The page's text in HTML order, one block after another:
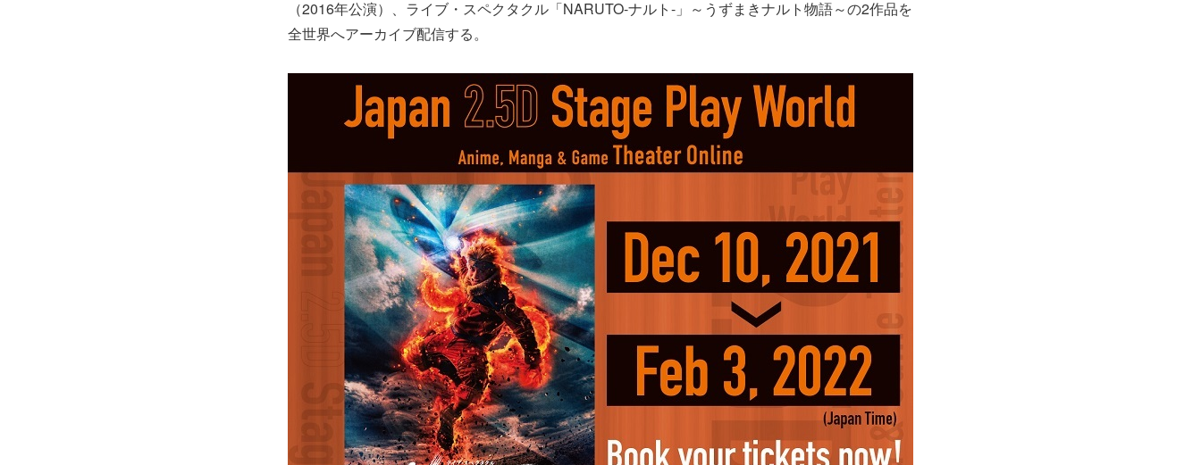
（2016年公演）、ライブ・スペクタクル「NARUTO-ナルト-」～うずまきナルト物語～の2作品を
全世界へアーカイブ配信する。